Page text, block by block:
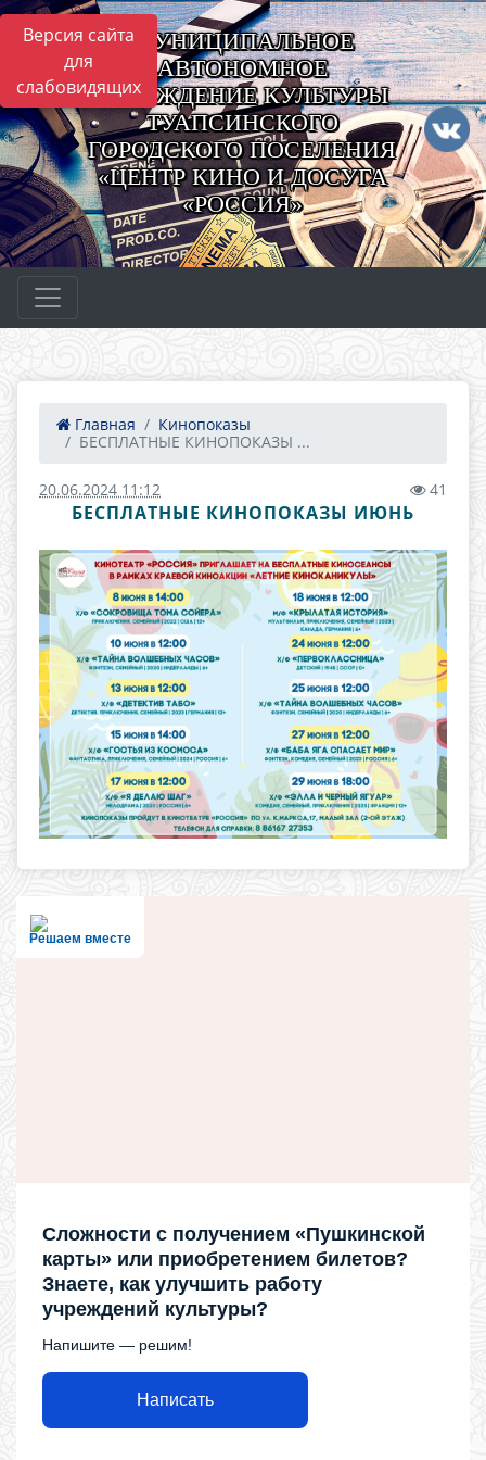
Версия сайта
для
слабовидящих
МУНИЦИПАЛЬНОЕ
АВТОНОМНОЕ
УЧРЕЖДЕНИЕ КУЛЬТУРЫ
ТУАПСИНСКОГО
ГОРОДСКОГО ПОСЕЛЕНИЯ
«ЦЕНТР КИНО И ДОСУГА
«РОССИЯ»
Главная
Кинопоказы
БЕСПЛАТНЫЕ КИНОПОКАЗЫ ...
20.06.2024 11:12 41
БЕСПЛАТНЫЕ КИНОПОКАЗЫ ИЮНЬ
Решаем вместе
Сложности с получением «Пушкинской
карты» или приобретением билетов?
Знаете, как улучшить работу
учреждений культуры?
Напишите — решим!
Написать